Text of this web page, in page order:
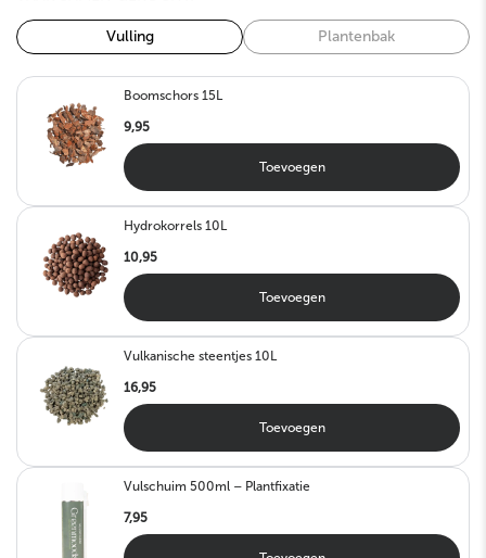
Vulling Plantenbak
Boomschors 15L
9,95
Toevoegen
Hydrokorrels 10L
10,95
Toevoegen
Vulkanische steentjes 10L
16,95
Toevoegen
Vulschuim 500ml – Plantfixatie
7,95